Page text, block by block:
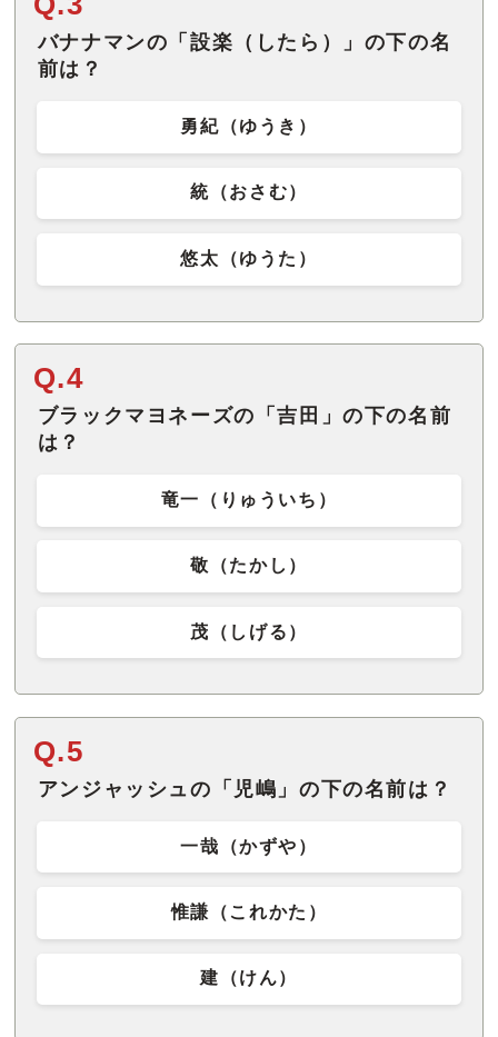
バナナマンの「設楽（したら）」の下の名
前は？
勇紀（ゆうき）
統（おさむ）
悠太（ゆうた）
Q.4
ブラックマヨネーズの「吉田」の下の名前
は？
竜一（りゅういち）
敬（たかし）
茂（しげる）
Q.5
アンジャッシュの「児嶋」の下の名前は？
一哉（かずや）
惟謙（これかた）
建（けん）